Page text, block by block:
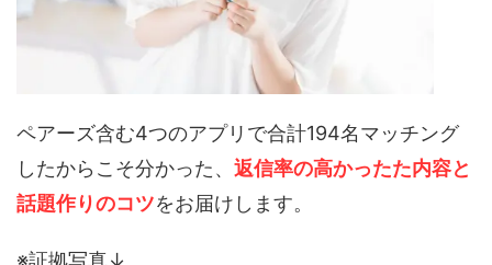
ペアーズ含む4つのアプリで合計194名マッチング
したからこそ分かった、 返信率の高かったた内容と
話題作りのコツをお届けします。
※証拠写真↓